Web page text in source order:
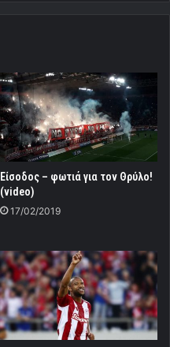
Είσοδος – φωτιά για τον Θρύλο!
(video)
17/02/2019